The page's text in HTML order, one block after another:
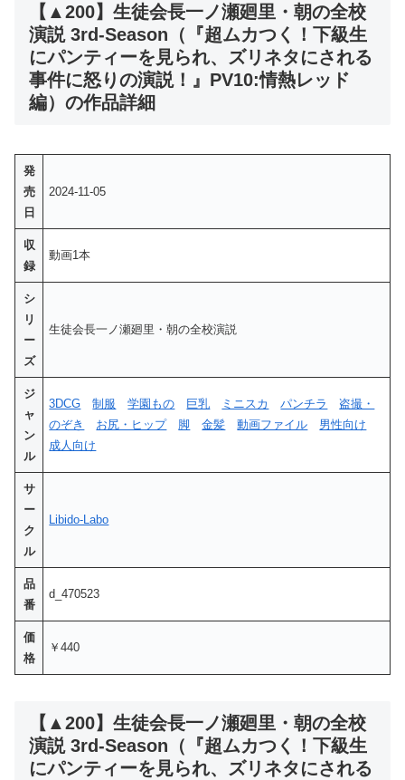
【▲200】生徒会長一ノ瀬廻里・朝の全校
演説 3rd-Season（『超ムカつく！下級生
にパンティーを見られ、ズリネタにされる
事件に怒りの演説！』PV10:情熱レッド
編）の作品詳細
発
売
日
2024-11-05
収
録
動画1本
シ
リ
ー
ズ
生徒会長一ノ瀬廻里・朝の全校演説
ジ
ャ
ン
ル
3DCG 制服 学園もの 巨乳 ミニスカ パンチラ
盗撮・
のぞき
お尻・ヒップ 脚 金髪 動画ファイル
男性向け
成人向け
サ
ー
ク
ル
Libido-Labo
品
番
d_470523
価
格
￥440
【▲200】生徒会長一ノ瀬廻里・朝の全校
演説 3rd-Season（『超ムカつく！下級生
にパンティーを見られ、ズリネタにされる